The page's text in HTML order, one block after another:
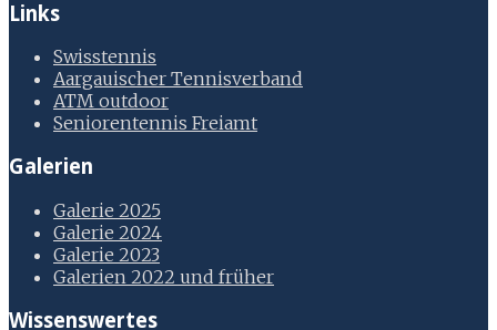
Links
Swisstennis
Aargauischer Tennisverband
ATM outdoor
Seniorentennis Freiamt
Galerien
Galerie 2025
Galerie 2024
Galerie 2023
Galerien 2022 und früher
Wissenswertes